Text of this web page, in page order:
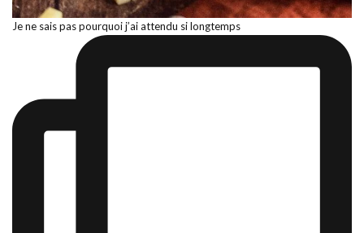
Je ne sais pas pourquoi j’ai attendu si longtemps